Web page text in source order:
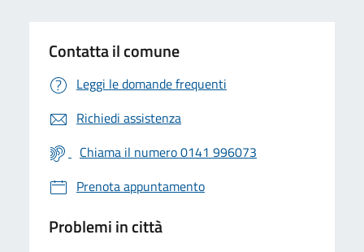
Contatta il comune
Leggi le domande frequenti
Richiedi assistenza
Chiama il numero 0141 996073
Prenota appuntamento
Problemi in città